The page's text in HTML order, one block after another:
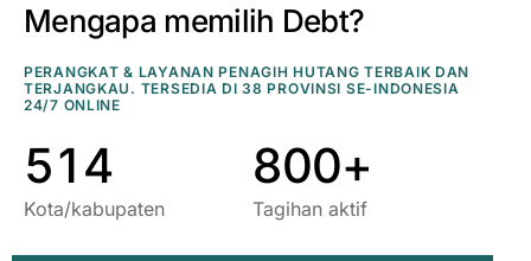
Mengapa memilih Debt?
PERANGKAT & LAYANAN PENAGIH HUTANG TERBAIK DAN
TERJANGKAU. TERSEDIA DI 38 PROVINSI SE-INDONESIA
24/7 ONLINE
0
5
8
9
0
1
1
2
3
4
Kota/kabupaten
5
6
8
7
8
0
7
8
0+
Tagihan aktif